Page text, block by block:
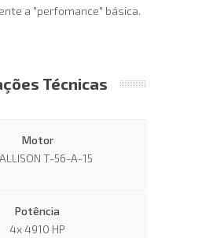
a "perfomance" básica.
Técnicas
Motor
T-56-A-15
Potência
4x 4910 HP